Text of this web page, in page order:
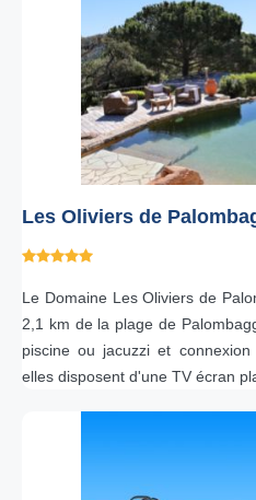
Les Oliviers de
Le Domaine Les Oliviers de
2,1 km de la plage de
piscine ou jacuzzi et
elles disposent d'une TV écran